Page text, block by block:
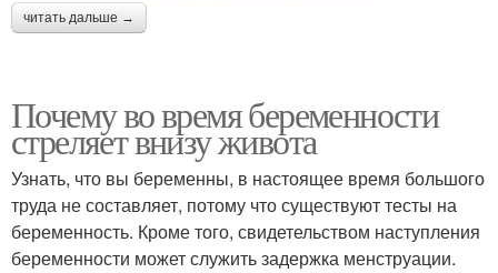
читать дальше →
Почему во время беременности
стреляет внизу живота
Узнать, что вы беременны, в настоящее время большого
труда не составляет, потому что существуют тесты на
беременность. Кроме того, свидетельством наступления
беременности может служить задержка менструации.